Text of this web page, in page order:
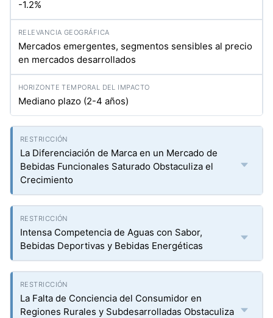
-1.2%
Mercados emergentes, segmentos sensibles al precio
en mercados desarrollados
Mediano plazo (2-4 años)
La Diferenciación de Marca en un Mercado de
Bebidas Funcionales Saturado Obstaculiza el
Crecimiento
Intensa Competencia de Aguas con Sabor,
Bebidas Deportivas y Bebidas Energéticas
La Falta de Conciencia del Consumidor en
Regiones Rurales y Subdesarrolladas Obstaculiza